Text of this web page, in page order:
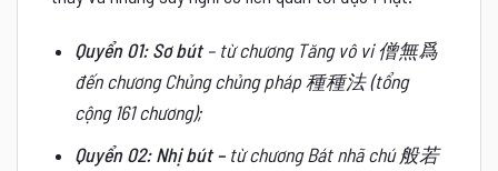
Quyển 01: Sơ bút– từ chương Tăng vô vi 僧無爲
đến chương Chủng chủng pháp 種種法 (tổng
cộng 161 chương);
Quyển 02: Nhị bút –từ chương Bát nhã chú 般若